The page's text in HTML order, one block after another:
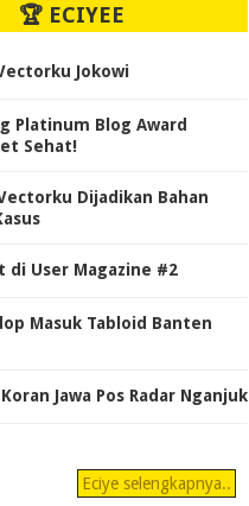
🏆 ECIYEE
Jokowi
Platinum Blog Award
Sehat!
Dijadikan Bahan
di User Magazine #2
Masuk Tabloid Banten
Jawa Pos Radar Nganjuk
Eciye selengkapnya..